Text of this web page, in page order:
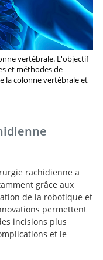
vertébrale. L'objectif
et méthodes de
la colonne vertébrale et
rachidienne a
grâce aux
de la robotique et
permettent
incisions plus
et le